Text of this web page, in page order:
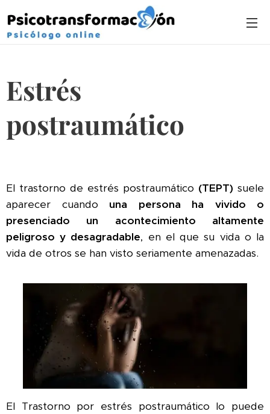
Estrés
postraumático
El trastorno de estrés postraumático (TEPT) suele
aparecer cuando una persona ha vivido o
presenciado un acontecimiento altamente
peligroso y desagradable, en el que su vida o la
vida de otros se han visto seriamente amenazadas.
El Trastorno por estrés postraumático lo puede